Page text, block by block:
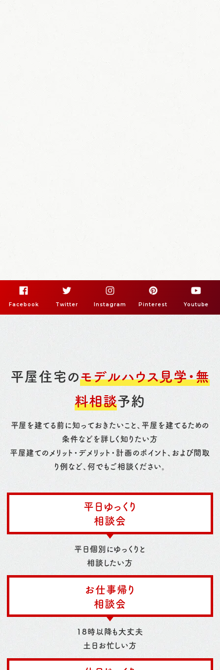
Facebook Twitter Instagram Pinterest Youtube
平屋住宅のモデルハウス見学・無
料相談予約
平屋を建てる前に知っておきたいこと、平屋を建てるための
条件などを詳しく知りたい方
平屋建てのメリット・デメリット・計画のポイント、および間取
り例など、何でもご相談ください。
平日ゆっくり
相談会
平日個別にゆっくりと
相談したい方
お仕事帰り
相談会
18時以降も大丈夫
土日お忙しい方